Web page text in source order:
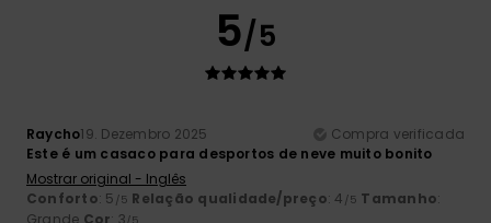
5/5
Raycho19. Dezembro 2025
Compra verificada
Este é um casaco para desportos de neve muito bonito
Mostrar original - Inglês
Conforto: 5 /5 Relação qualidade/preço: 4 /5 Tamanho: